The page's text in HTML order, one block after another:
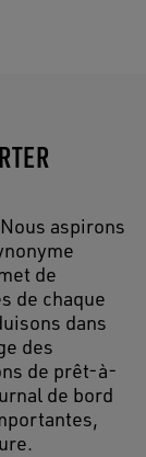
aspirons
de
de chaque
dans
des
de prêt-à-
de bord